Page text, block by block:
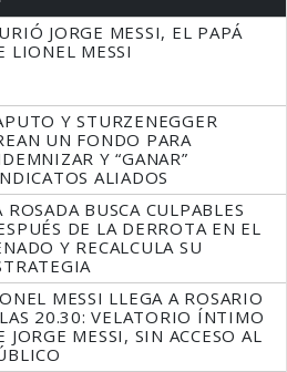
JORGE MESSI, EL PAPÁ
LIONEL MESSI
Y STURZENEGGER
UN FONDO PARA
Y “GANAR”
ALIADOS
ROSADA BUSCA CULPABLES
DE LA DERROTA EN EL
Y RECALCULA SU
MESSI LLEGA A ROSARIO
20.30: VELATORIO ÍNTIMO
JORGE MESSI, SIN ACCESO AL